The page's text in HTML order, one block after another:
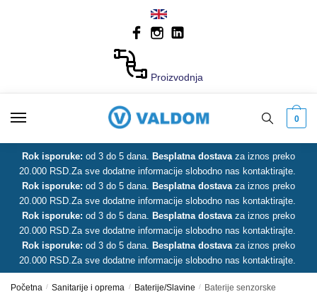
Proizvodnja
0
Rok isporuke: od 3 do 5 dana. Besplatna dostava za iznos preko
20.000 RSD. Za sve dodatne informacije slobodno nas kontaktirajte.
Rok isporuke: od 3 do 5 dana. Besplatna dostava za iznos preko
20.000 RSD. Za sve dodatne informacije slobodno nas kontaktirajte.
Rok isporuke: od 3 do 5 dana. Besplatna dostava za iznos preko
20.000 RSD. Za sve dodatne informacije slobodno nas kontaktirajte.
Rok isporuke: od 3 do 5 dana. Besplatna dostava za iznos preko
20.000 RSD. Za sve dodatne informacije slobodno nas kontaktirajte.
Početna / Sanitarije i oprema / Baterije/Slavine / Baterije senzorske